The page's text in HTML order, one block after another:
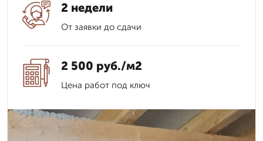
2 недели
От заявки до сдачи
2 500 руб./м2
Цена работ под ключ